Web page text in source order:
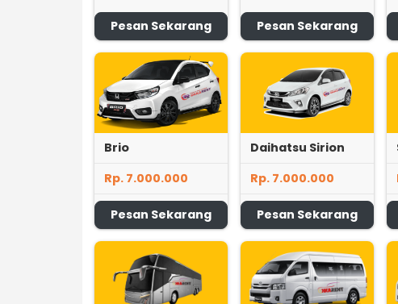
Pesan Sekarang Pesan Sekarang
Brio
Rp. 7.000.000
Pesan Sekarang
Daihatsu Sirion
Rp. 7.000.000
Pesan Sekarang